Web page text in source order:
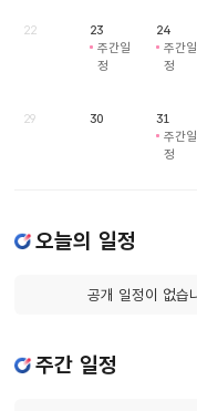
22
23
주간일
정
24
주간일
정
29 30
31
주간일
정
오늘의 일정
공개 일정이 없습
주간 일정